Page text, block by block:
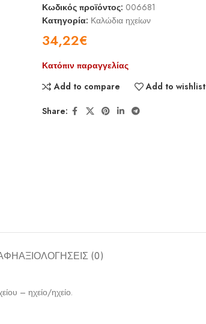
Κωδικός προϊόντος: 006681
Κατηγορία: Καλώδια ηχείων
34,22€
Κατόπιν παραγγελίας
Add to compare
Add to wishlist
Share:
ΑΞΙΟΛΟΓΉΣΕΙΣ (0)
– ηχείο/ηχείο.